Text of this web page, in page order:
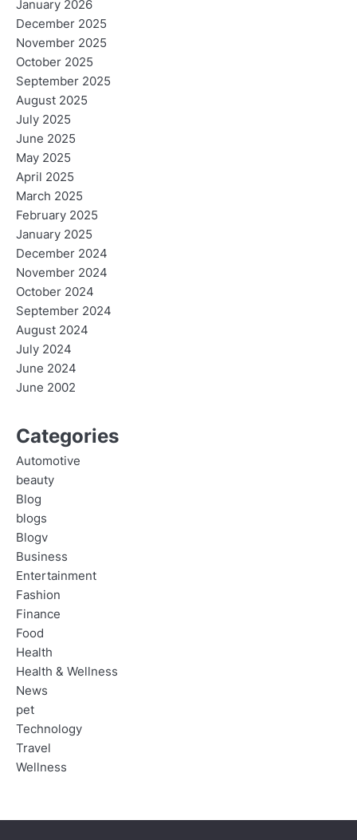
January 2026
December 2025
November 2025
October 2025
September 2025
August 2025
July 2025
June 2025
May 2025
April 2025
March 2025
February 2025
January 2025
December 2024
November 2024
October 2024
September 2024
August 2024
July 2024
June 2024
June 2002
Categories
Automotive
beauty
Blog
blogs
Blogv
Business
Entertainment
Fashion
Finance
Food
Health
Health & Wellness
News
pet
Technology
Travel
Wellness